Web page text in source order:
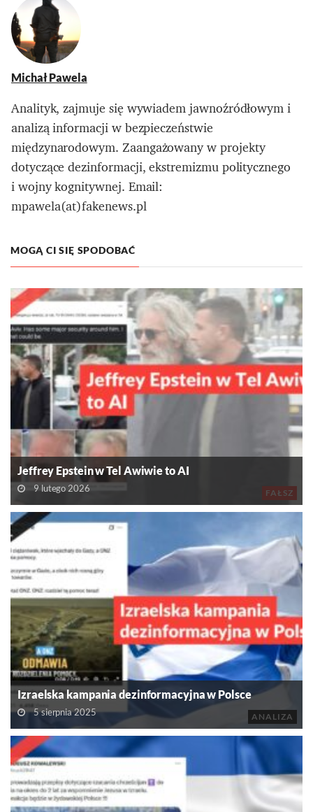
Michał Pawela
Analityk, zajmuje się wywiadem jawnoźródłowym i
analizą informacji w bezpieczeństwie
międzynarodowym. Zaangażowany w projekty
dotyczące dezinformacji, ekstremizmu politycznego
i wojny kognitywnej. Email:
mpawela(at)fakenews.pl
MOGĄ CI SIĘ SPODOBAĆ
FAŁSZ
Jeffrey Epstein w Tel Awiwie to AI
9 lutego 2026
ANALIZA
Izraelska kampania dezinformacyjna w Polsce
5 sierpnia 2025